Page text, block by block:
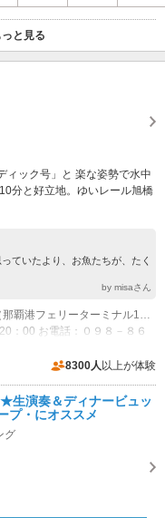
と見る
ィック号」と 楽な姿勢で水中
分と好立地。ゆいレール旭橋
ていたより、お魚たちが、たく
by misaさん
(1)●受付場所：那覇港 那覇ふ頭船客待合所（那覇港フェリーターミナル1階）。 ●空港からお車にて約10分。ゆいレール旭橋駅から徒歩10分～15分。
：00 お電話：０９８－８６
8300人 以上が体験
★生演奏＆ディナービュッ
プ・にオススメ
グ